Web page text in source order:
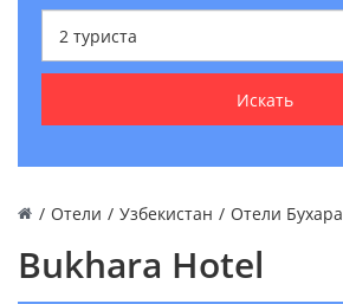
2 туриста
Искать
/ Отели / Узбекистан / Отели Бухара
Bukhara Hotel